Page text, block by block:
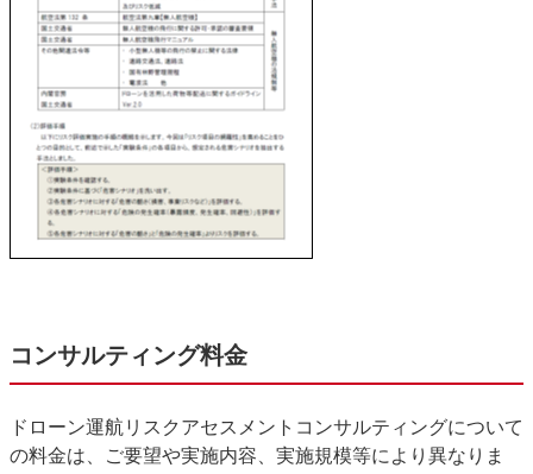
コンサルティング料金
ドローン運航リスクアセスメントコンサルティングについて
の料金は、ご要望や実施内容、実施規模等により異なりま